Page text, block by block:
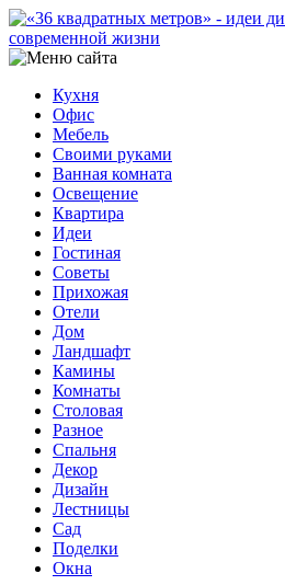
Кухня
Офис
Мебель
Своими руками
Ванная комната
Освещение
Квартира
Идеи
Гостиная
Советы
Прихожая
Отели
Дом
Ландшафт
Камины
Комнаты
Столовая
Разное
Спальня
Декор
Дизайн
Лестницы
Сад
Поделки
Окна